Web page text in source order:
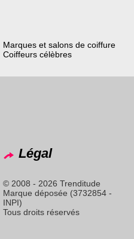
Marques et salons de coiffure
Coiffeurs célèbres
Légal
© 2008 - 2026 Trenditude
Marque déposée (3732854 -
INPI)
Tous droits réservés